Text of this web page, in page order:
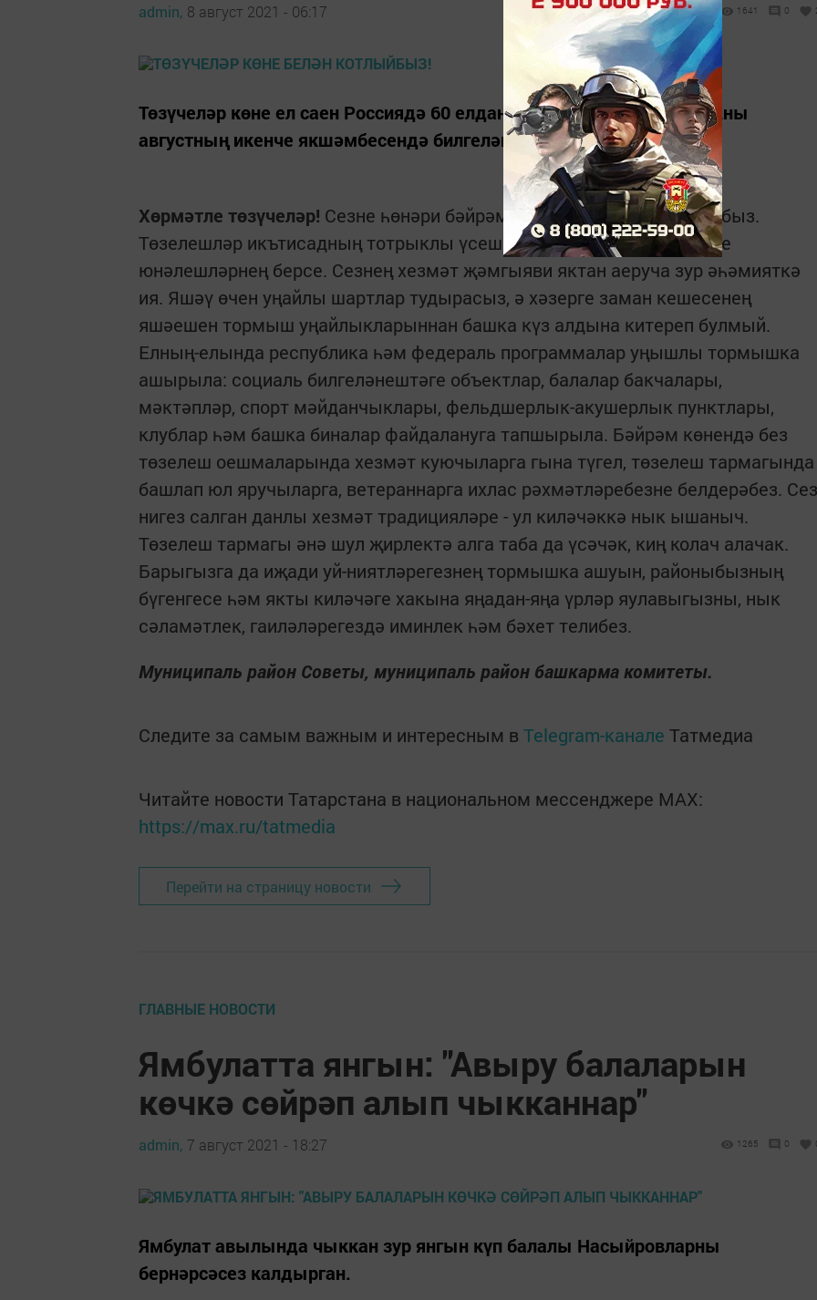
admin, 8 август 2021 - 06:17 1641 0
Төзүчеләр көне ел саен Россиядә 60 елдан артык билгеләп үтелә. Аны
августның икенче якшәмбесендә билгеләп үтәләр.
Хөрмәтле төзүчеләр! Сезне һөнәри бәйрәмегез белән ихлас котлыйбыз.
Төзелешләр икътисадның тотрыклы үсешенә ныклы этәргеч бирүче
юнәлешләрнең берсе. Сезнең хезмәт җәмгыяви яктан аеруча зур әһәмияткә
ия. Яшәү өчен уңайлы шартлар тудырасыз, ә хәзерге заман кешесенең
яшәешен тормыш уңайлыкларыннан башка күз алдына китереп булмый.
Елның-елында республика һәм федераль программалар уңышлы тормышка
ашырыла: социаль билгеләнештәге объектлар, балалар бакчалары,
мәктәпләр, спорт мәйданчыклары, фельдшерлык-акушерлык пунктлары,
клублар һәм башка биналар файдалануга тапшырыла. Бәйрәм көнендә без
төзелеш оешмаларында хезмәт куючыларга гына түгел, төзелеш тармагында
башлап юл яручыларга, ветераннарга ихлас рәхмәтләребезне белдерәбез. Сез
нигез салган данлы хезмәт традицияләре - ул киләчәккә нык ышаныч.
Төзелеш тармагы әнә шул җирлектә алга таба да үсәчәк, киң колач алачак.
Барыгызга да иҗади уй-ниятләрегезнең тормышка ашуын, районыбызның
бүгенгесе һәм якты киләчәге хакына яңадан-яңа үрләр яулавыгызны, нык
сәламәтлек, гаиләләрегездә иминлек һәм бәхет телибез.
Муниципаль район Советы, муниципаль район башкарма комитеты.
Следите за самым важным и интересным в Telegram-канале Татмедиа
Читайте новости Татарстана в национальном мессенджере MАХ:
https://max.ru/tatmedia
Перейти на страницу новости
ГЛАВНЫЕ НОВОСТИ
Ямбулатта янгын: "Авыру балаларын
көчкә сөйрәп алып чыкканнар"
admin, 7 август 2021 - 18:27 1265 0
Ямбулат авылында чыккан зур янгын күп балалы Насыйровларны
бернәрсәсез калдырган.